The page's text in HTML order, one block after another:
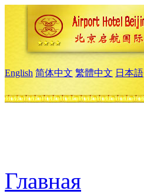
English 简体中文 繁體中文 日本語
Главная